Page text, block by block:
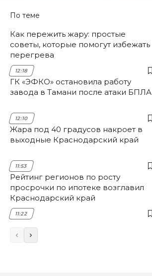
По теме
Как пережить жару: простые
советы, которые помогут избежать
перегрева
12:18
ГК «ЭФКО» остановила работу
завода в Тамани после атаки БПЛА
12:10
Жара под 40 градусов накроет в
выходные Краснодарский край
11:53
Рейтинг регионов по росту
просрочки по ипотеке возглавил
Краснодарский край
11:22